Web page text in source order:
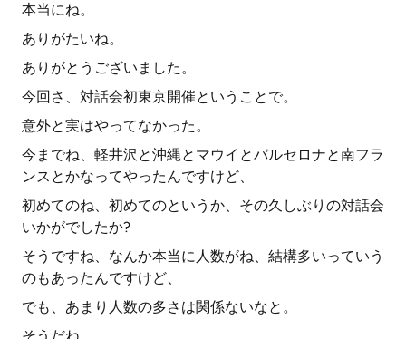
本当にね。
ありがたいね。
ありがとうございました。
今回さ、対話会初東京開催ということで。
意外と実はやってなかった。
今までね、軽井沢と沖縄とマウイとバルセロナと南フラ
ンスとかなってやったんですけど、
初めてのね、初めてのというか、その久しぶりの対話会
いかがでしたか?
そうですね、なんか本当に人数がね、結構多いっていう
のもあったんですけど、
でも、あまり人数の多さは関係ないなと。